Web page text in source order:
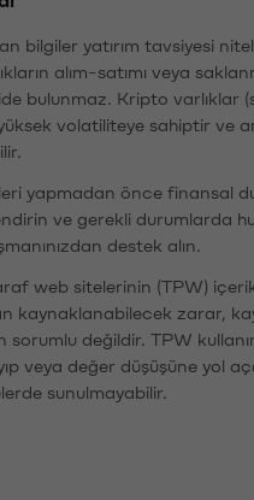
bilgiler yatırım tavsiyesi
alım-satımı veya
bulunmaz. Kripto varlıklar
volatiliteye sahiptir ve
yapmadan önce finansal
ve gerekli durumlarda
destek alın.
web sitelerinin (TPW)
kaynaklanabilecek zarar,
değildir. TPW
veya değer düşüşüne yol
sunulmayabilir.